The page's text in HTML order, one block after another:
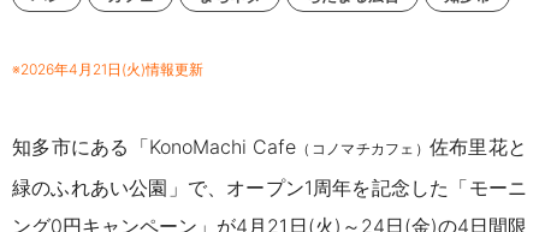
※2026年4月21日(火)情報更新
知多市にある「KonoMachi Cafe （コノマチカフェ） 佐布里花と
緑のふれあい公園」で、オープン1周年を記念した「モーニ
ング0円キャンペーン」が4月21日(火)～24日(金)の4日間限